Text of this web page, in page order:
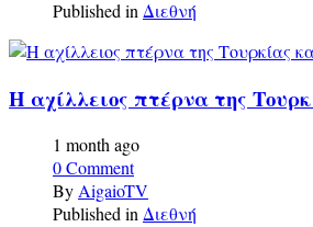
Published in Διεθνή
Η αχίλλειος πτέρνα της
1 month ago
0 Comment
ByAigaioTV
Published inΔιεθνή